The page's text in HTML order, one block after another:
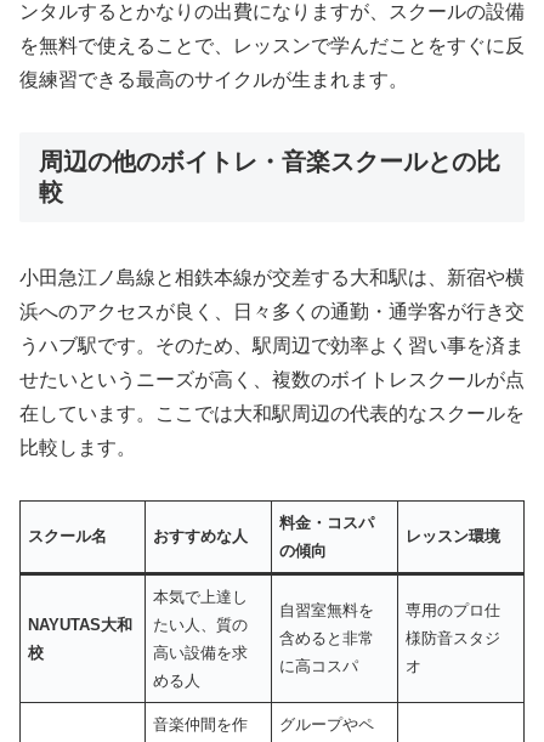
ンタルするとかなりの出費になりますが、スクールの設備
を無料で使えることで、レッスンで学んだことをすぐに反
復練習できる最高のサイクルが生まれます。
周辺の他のボイトレ・音楽スクールとの比
較
小田急江ノ島線と相鉄本線が交差する大和駅は、新宿や横
浜へのアクセスが良く、日々多くの通勤・通学客が行き交
うハブ駅です。そのため、駅周辺で効率よく習い事を済ま
せたいというニーズが高く、複数のボイトレスクールが点
在しています。ここでは大和駅周辺の代表的なスクールを
比較します。
スクール名 おすすめな人
料金・コスパ
の傾向
レッスン環境
NAYUTAS大和
校
本気で上達し
たい人、質の
高い設備を求
める人
自習室無料を
含めると非常
に高コスパ
専用のプロ仕
様防音スタジ
オ
音楽仲間を作
グループやペ